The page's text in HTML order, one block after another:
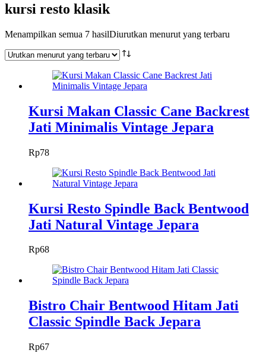
kursi resto klasik
Menampilkan semua 7 hasilDiurutkan menurut yang terbaru
Kursi Makan Classic Cane Backrest
Jati Minimalis Vintage Jepara
Rp78
Kursi Resto Spindle Back Bentwood
Jati Natural Vintage Jepara
Rp68
Bistro Chair Bentwood Hitam Jati
Classic Spindle Back Jepara
Rp67